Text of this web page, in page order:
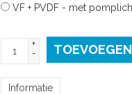
VF + PVDF - met
+
-
Informatie